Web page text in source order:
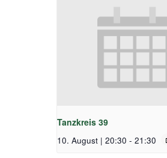
Tanzkreis 39
10. August | 20:30 - 21:30